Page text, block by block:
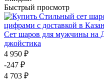
Быстрый просмотр
Сет шаров для мужчины на
джойстика
4 950 ₽
-247 ₽
4 703 ₽